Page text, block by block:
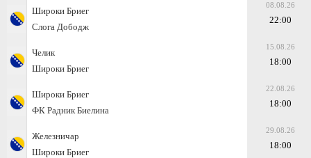
Широки Бриег
Слога Дободж
08.08.26
22:00
Челик
Широки Бриег
15.08.26
18:00
Широки Бриег
ФК Радник Биелина
22.08.26
18:00
Железничар
Широки Бриег
29.08.26
18:00